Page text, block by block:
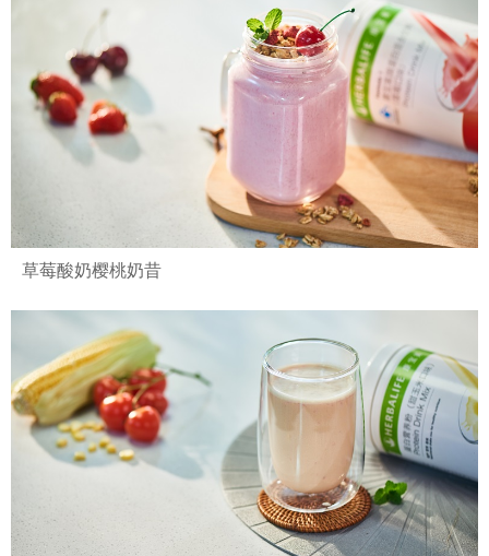
草莓酸奶樱桃奶昔